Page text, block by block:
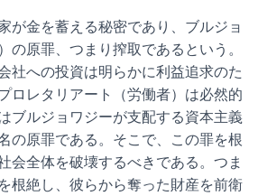
が金を蓄える秘密であり、ブルジョ
の原罪、つまり搾取であるという。
社への投資は明らかに利益追求のた
ロレタリアート（労働者）は必然的
ブルジョワジーが支配する資本主義
の原罪である。そこで、この罪を根
会全体を破壊するべきである。つま
根絶し、彼らから奪った財産を前衛